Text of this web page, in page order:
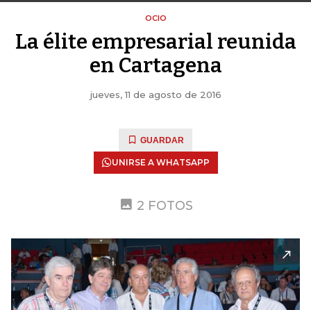
OCIO
La élite empresarial reunida
en Cartagena
jueves, 11 de agosto de 2016
GUARDAR
UNIRSE A WHATSAPP
2 FOTOS